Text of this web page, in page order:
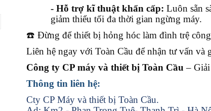
- Hỗ trợ kĩ thuật khẩn cấp: Luôn sẵn
giảm thiểu tối đa thời gian ngừng máy.
☎ Đừng để thiết bị hỏng hóc làm đình trệ
Liên hệ ngay với Toàn Cầu để nhận tư vấn và
Công ty CP máy và thiết bị Toàn Cầu–
Thông tin liên hệ:
Cty CP Máy và thiết bị Toàn Cầu.